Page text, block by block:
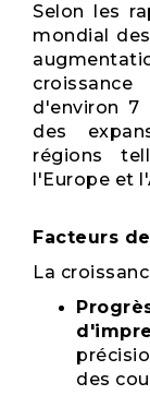
Selon les
mondial
d'environ 7
des
régions
l'Europe et
Facteurs
La
des